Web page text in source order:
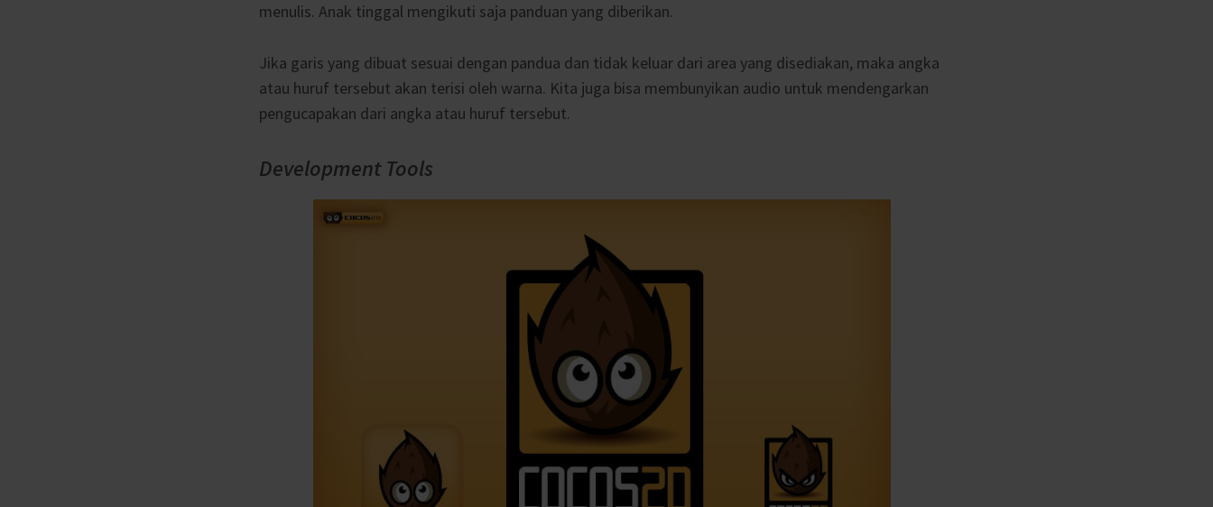
menulis. Anak tinggal mengikuti saja panduan yang diberikan.
Jika garis yang dibuat sesuai dengan pandua dan tidak keluar dari area yang disediakan, maka angka
atau huruf tersebut akan terisi oleh warna. Kita juga bisa membunyikan audio untuk mendengarkan
pengucapakan dari angka atau huruf tersebut.
Development Tools